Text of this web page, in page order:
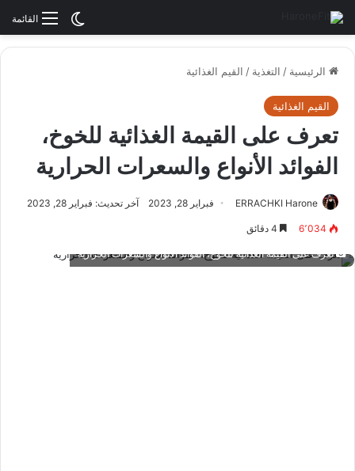
القائمةالوضع
الرئيسية / التغذية / القيم الغذائية
القيم الغذائية
تعرف على القيمة الغذائية للخوخ،
الفوائد الأنواع والسعرات الحرارية
ERRACHKI Harone فبراير 28, 2023 آخر تحديث: فبراير 28, 2023
6٬034
تعرف على القيمة الغذائية للخوخ، الفوائد الأنواع والسعرات الحرارية